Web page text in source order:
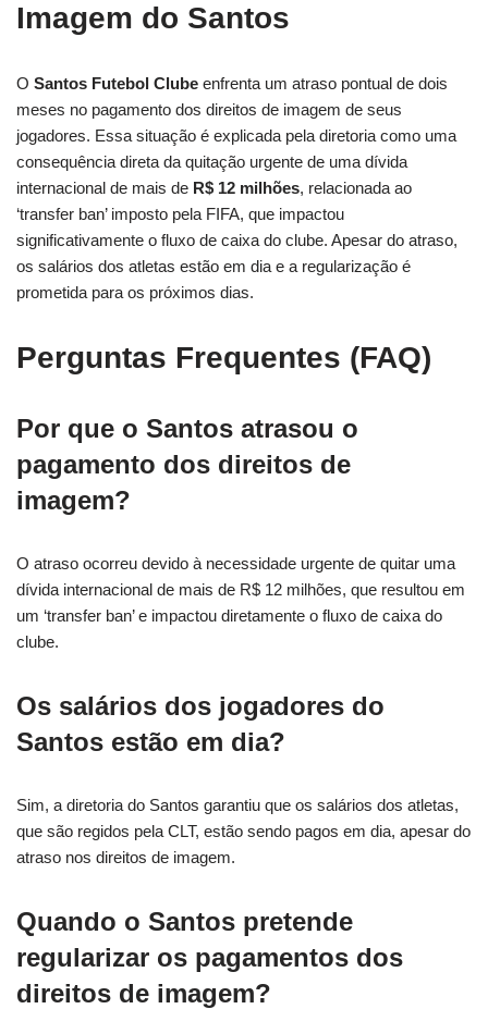
Imagem do Santos
O Santos Futebol Clube enfrenta um atraso pontual de dois
meses no pagamento dos direitos de imagem de seus
jogadores. Essa situação é explicada pela diretoria como uma
consequência direta da quitação urgente de uma dívida
internacional de mais de R$ 12 milhões, relacionada ao
‘transfer ban’ imposto pela FIFA, que impactou
significativamente o fluxo de caixa do clube. Apesar do atraso,
os salários dos atletas estão em dia e a regularização é
prometida para os próximos dias.
Perguntas Frequentes (FAQ)
Por que o Santos atrasou o
pagamento dos direitos de
imagem?
O atraso ocorreu devido à necessidade urgente de quitar uma
dívida internacional de mais de R$ 12 milhões, que resultou em
um ‘transfer ban’ e impactou diretamente o fluxo de caixa do
clube.
Os salários dos jogadores do
Santos estão em dia?
Sim, a diretoria do Santos garantiu que os salários dos atletas,
que são regidos pela CLT, estão sendo pagos em dia, apesar do
atraso nos direitos de imagem.
Quando o Santos pretende
regularizar os pagamentos dos
direitos de imagem?